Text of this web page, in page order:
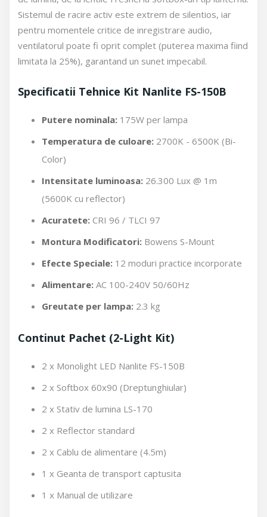
Sistemul de racire activ este extrem de silentios, iar
pentru momentele critice de inregistrare audio,
ventilatorul poate fi oprit complet (puterea maxima fiind
limitata la 25%), garantand un sunet impecabil.
Specificatii Tehnice Kit Nanlite FS-150B
Putere nominala: 175W per lampa
Temperatura de culoare: 2700K - 6500K (Bi-
Color)
Intensitate luminoasa: 26.300 Lux @ 1m
(5600K cu reflector)
Acuratete: CRI 96 / TLCI 97
Montura Modificatori: Bowens S-Mount
Efecte Speciale: 12 moduri practice incorporate
Alimentare: AC 100-240V 50/60Hz
Greutate per lampa: 2.3 kg
Continut Pachet (2-Light Kit)
2 x Monolight LED Nanlite FS-150B
2 x Softbox 60x90 (Dreptunghiular)
2 x Stativ de lumina LS-170
2 x Reflector standard
2 x Cablu de alimentare (4.5m)
1 x Geanta de transport captusita
1 x Manual de utilizare